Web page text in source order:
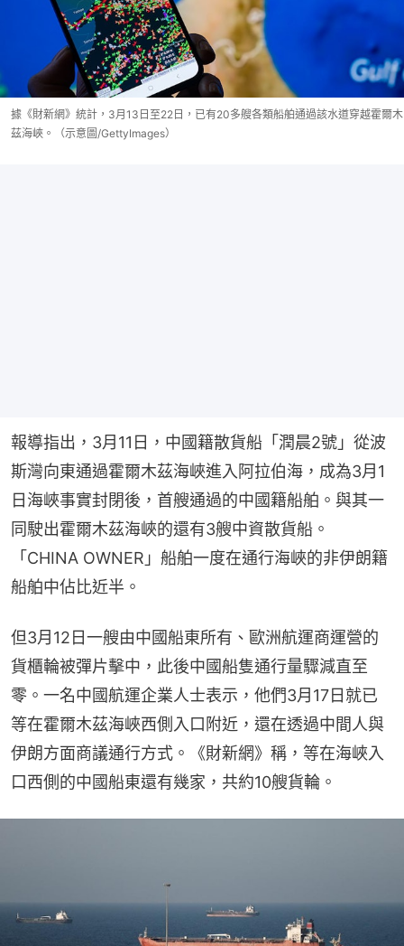
據《財新網》統計，3月13日至22日，已有20多艘各類船舶通過該水道穿越霍爾木
茲海峽。（示意圖/GettyImages）
報導指出，3月11日，中國籍散貨船「潤晨2號」從波
斯灣向東通過霍爾木茲海峽進入阿拉伯海，成為3月1
日海峽事實封閉後，首艘通過的中國籍船舶。與其一
同駛出霍爾木茲海峽的還有3艘中資散貨船。
「CHINA OWNER」船舶一度在通行海峽的非伊朗籍
船舶中佔比近半。
但3月12日一艘由中國船東所有、歐洲航運商運營的
貨櫃輪被彈片擊中，此後中國船隻通行量驟減直至
零。一名中國航運企業人士表示，他們3月17日就已
等在霍爾木茲海峽西側入口附近，還在透過中間人與
伊朗方面商議通行方式。《財新網》稱，等在海峽入
口西側的中國船東還有幾家，共約10艘貨輪。